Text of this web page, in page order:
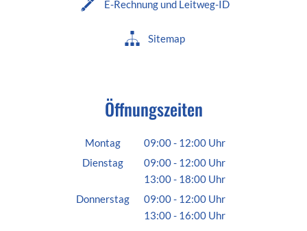
E-Rechnung und Leitweg-ID
Sitemap
Öffnungszeiten
Montag 09:00- 12:00Uhr
Von 09:00 bis 12:00 Uhr
Dienstag 09:00- 12:00Uhr
Von 09:00 bis 12:00 Uhr
13:00- 18:00Uhr
Von 13:00 bis 18:00 Uhr
Donnerstag 09:00- 12:00Uhr
Von 09:00 bis 12:00 Uhr
13:00- 16:00Uhr